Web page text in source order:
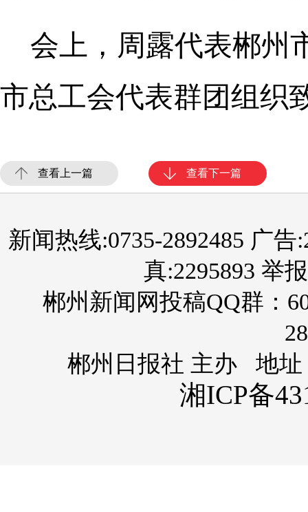
会上，周露代表郴州
市总工会代表群团组织
查看上一篇 查看下一篇
新闻热线:0735-2892485 广告
真:2295893 举
郴州新闻网投稿QQ群：
郴州日报社 主办 地址
湘ICP备